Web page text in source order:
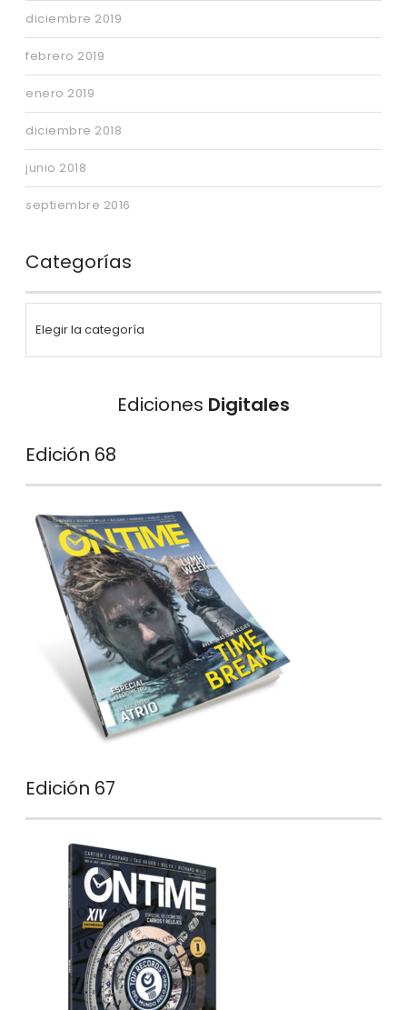
diciembre 2019
febrero 2019
enero 2019
diciembre 2018
junio 2018
septiembre 2016
Categorías
Ediciones Digitales
Edición 68
Edición 67